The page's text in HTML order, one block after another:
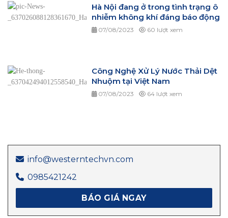
Hà Nội đang ở trong tình trạng ô
nhiễm không khí đáng báo động
07/08/2023 60 lượt xem
Công Nghệ Xử Lý Nước Thải Dệt
Nhuộm tại Việt Nam
07/08/2023 64 lượt xem
info@westerntechvn.com
0985421242
BÁO GIÁ NGAY